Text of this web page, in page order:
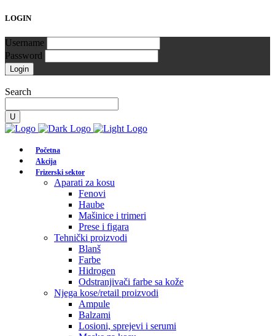
LOGIN
Username
Password
Search
Početna
Akcija
Frizerski sektor
Aparati za kosu
Fenovi
Haube
Mašinice i trimeri
Prese i figara
Tehnički proizvodi
Blanš
Farbe
Hidrogen
Odstranjivači farbe sa kože
Njega kose/retail proizvodi
Ampule
Balzami
Losioni, sprejevi i serumi